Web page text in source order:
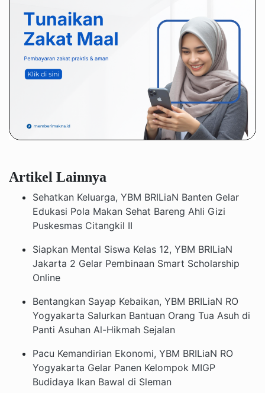
Artikel Lainnya
Sehatkan Keluarga, YBM BRILiaN Banten Gelar
Edukasi Pola Makan Sehat Bareng Ahli Gizi
Puskesmas Citangkil II
Siapkan Mental Siswa Kelas 12, YBM BRILiaN
Jakarta 2 Gelar Pembinaan Smart Scholarship
Online
Bentangkan Sayap Kebaikan, YBM BRILiaN RO
Yogyakarta Salurkan Bantuan Orang Tua Asuh di
Panti Asuhan Al-Hikmah Sejalan
Pacu Kemandirian Ekonomi, YBM BRILiaN RO
Yogyakarta Gelar Panen Kelompok MIGP
Budidaya Ikan Bawal di Sleman